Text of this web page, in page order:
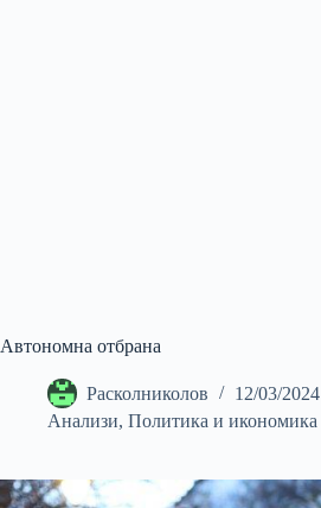
Автономна отбрана
Расколниколов
12/03/2024
Анализи, Политика и икономика